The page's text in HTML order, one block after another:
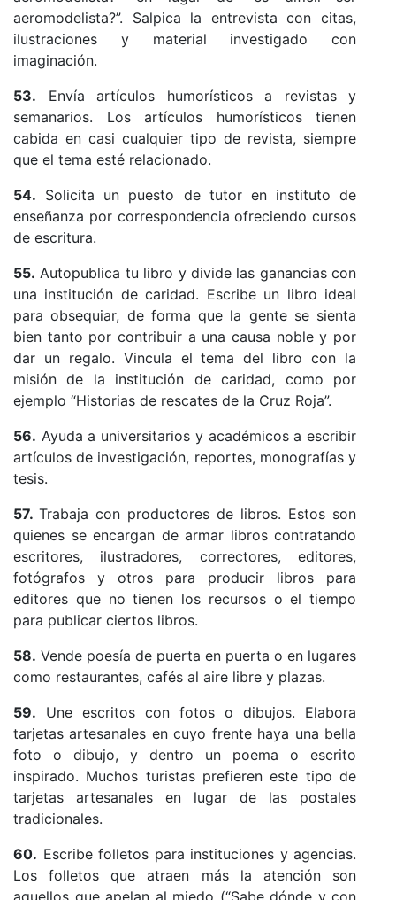
aeromodelista?”. Salpica la entrevista con citas,
ilustraciones y material investigado con
imaginación.
53. Envía artículos humorísticos a revistas y
semanarios. Los artículos humorísticos tienen
cabida en casi cualquier tipo de revista, siempre
que el tema esté relacionado.
54. Solicita un puesto de tutor en instituto de
enseñanza por correspondencia ofreciendo cursos
de escritura.
55. Autopublica tu libro y divide las ganancias con
una institución de caridad. Escribe un libro ideal
para obsequiar, de forma que la gente se sienta
bien tanto por contribuir a una causa noble y por
dar un regalo. Vincula el tema del libro con la
misión de la institución de caridad, como por
ejemplo “Historias de rescates de la Cruz Roja”.
56. Ayuda a universitarios y académicos a escribir
artículos de investigación, reportes, monografías y
tesis.
57. Trabaja con productores de libros. Estos son
quienes se encargan de armar libros contratando
escritores, ilustradores, correctores, editores,
fotógrafos y otros para producir libros para
editores que no tienen los recursos o el tiempo
para publicar ciertos libros.
58. Vende poesía de puerta en puerta o en lugares
como restaurantes, cafés al aire libre y plazas.
59. Une escritos con fotos o dibujos. Elabora
tarjetas artesanales en cuyo frente haya una bella
foto o dibujo, y dentro un poema o escrito
inspirado. Muchos turistas prefieren este tipo de
tarjetas artesanales en lugar de las postales
tradicionales.
60. Escribe folletos para instituciones y agencias.
Los folletos que atraen más la atención son
aquellos que apelan al miedo (“Sabe dónde y con